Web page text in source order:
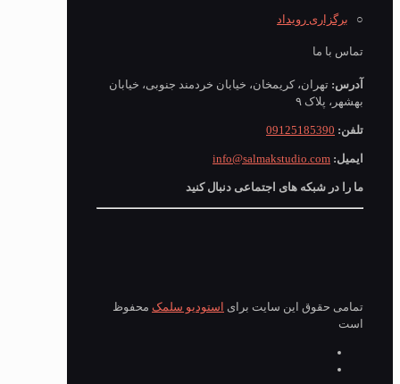
○ برگزاری رویداد
تماس با ما
آدرس: تهران، کریمخان، خیابان خردمند جنوبی، خیابان
بهشهر، پلاک ۹
تلفن: 09125185390
ایمیل: info@salmakstudio.com
ما را در شبکه های اجتماعی دنبال کنید
تمامی حقوق این سایت برای استودیو سلمک محفوظ
است